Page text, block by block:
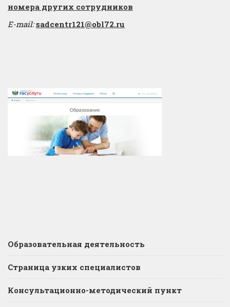
​номера других сотрудников
E-mail: sadcentr121@obl72.ru
Образовательная деятельность
Страница узких специалистов
Консультационно-методический пункт